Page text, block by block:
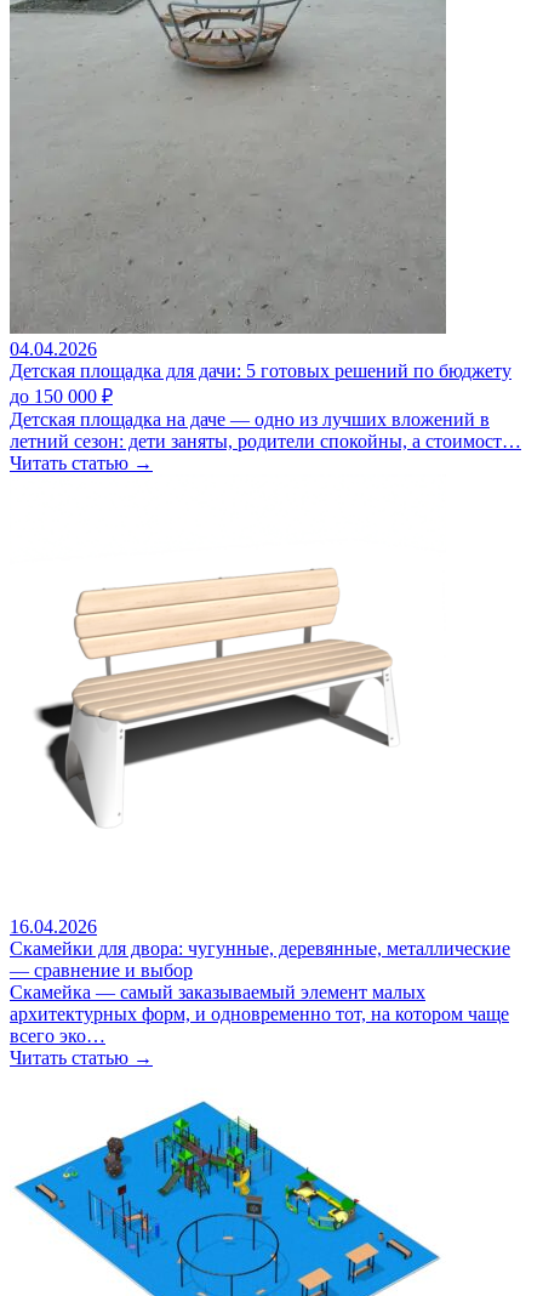
04.04.2026
Детская площадка для дачи: 5 готовых решений по бюджету
до 150 000 ₽
Детская площадка на даче — одно из лучших вложений в
летний сезон: дети заняты, родители спокойны, а стоимост…
Читать статью →
16.04.2026
Скамейки для двора: чугунные, деревянные, металлические
— сравнение и выбор
Скамейка — самый заказываемый элемент малых
архитектурных форм, и одновременно тот, на котором чаще
всего эко…
Читать статью →